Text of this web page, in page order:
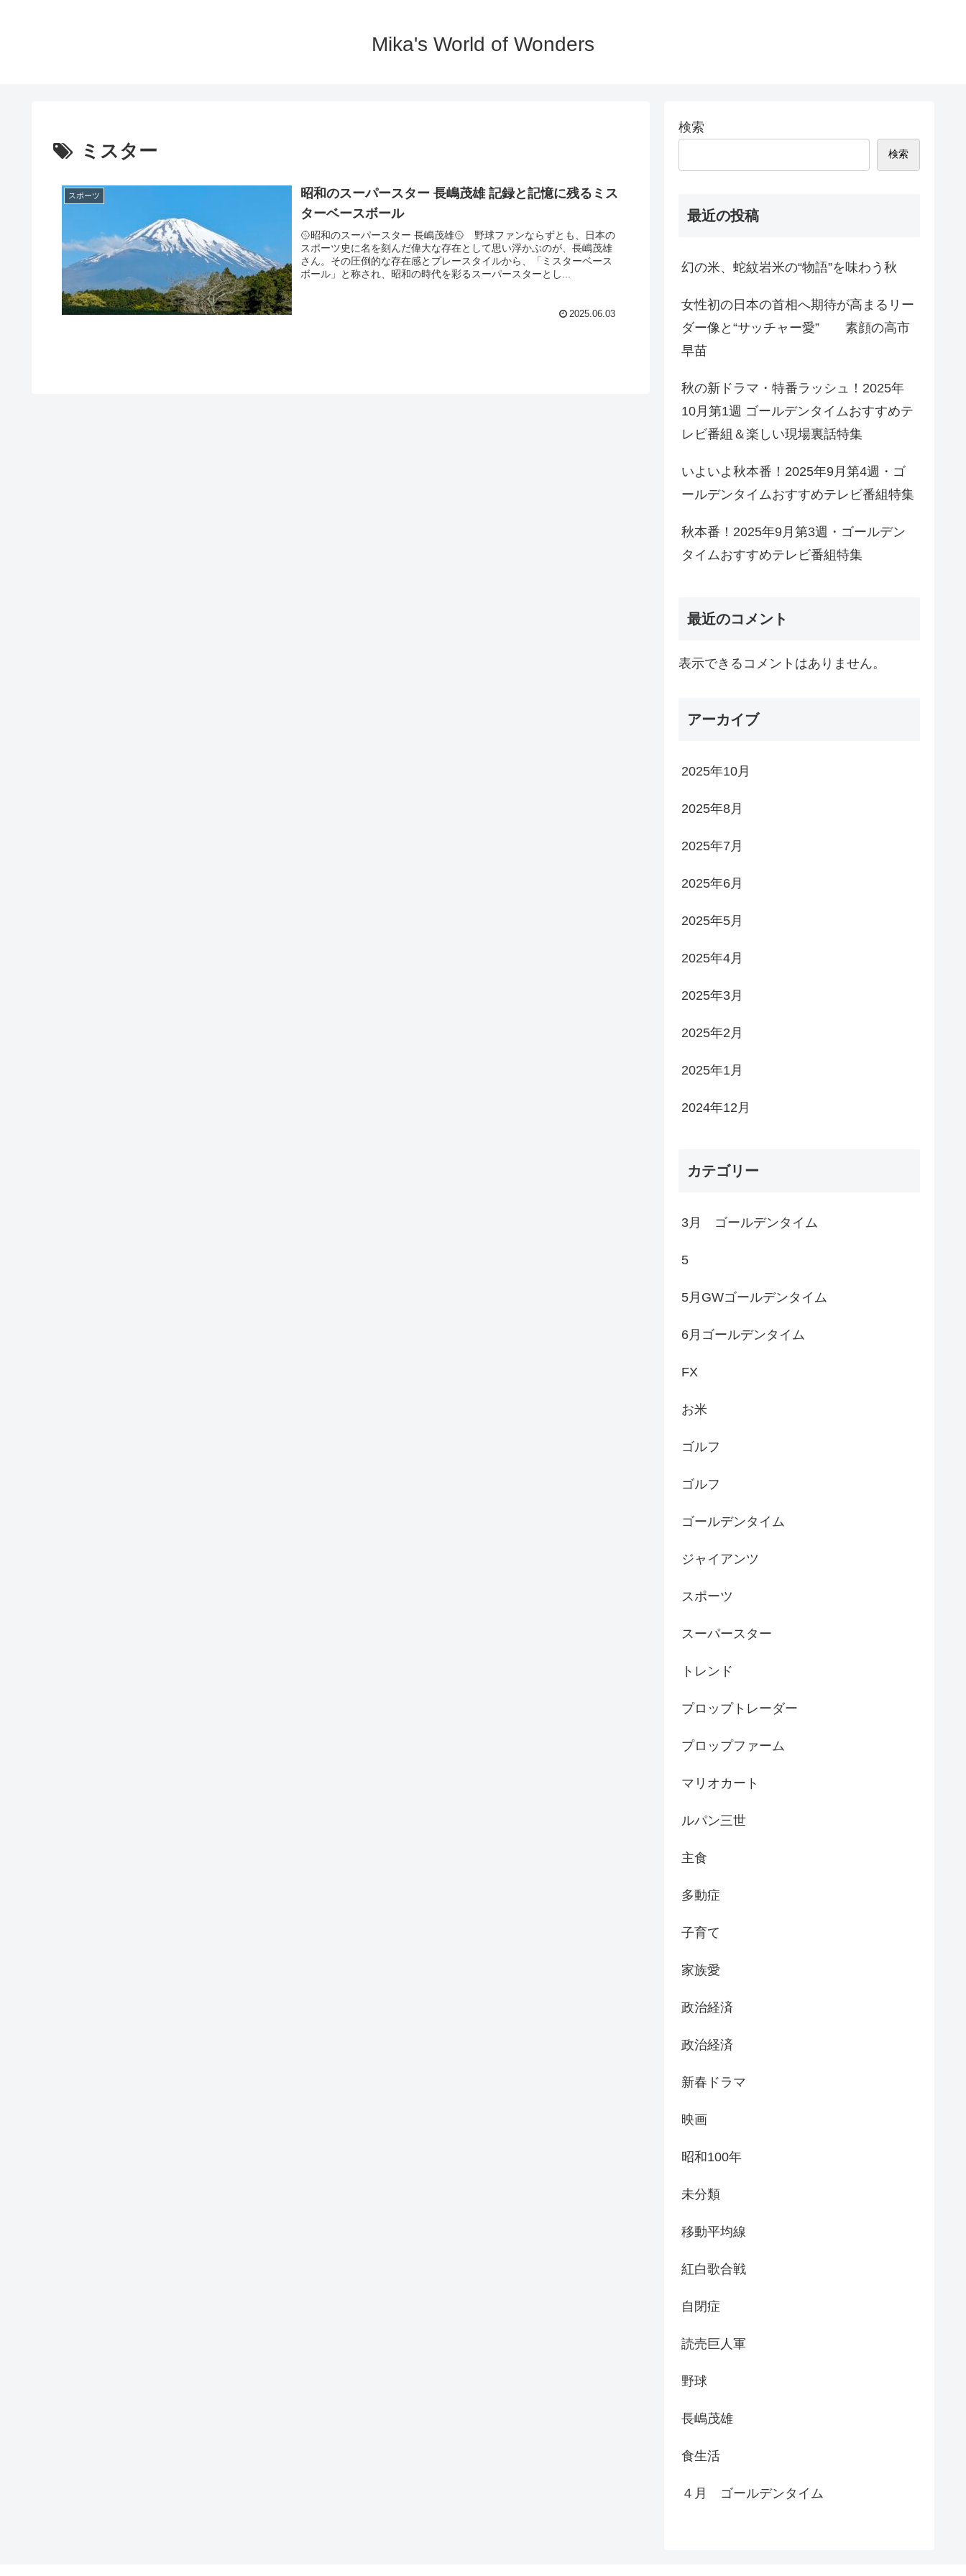
Mika's World of Wonders
ミスター
スポーツ
昭和のスーパースター 長嶋茂雄 記録と記憶に残るミス
ターベースボール
🥎昭和のスーパースター 長嶋茂雄🥎 野球ファンならずとも、日本の
スポーツ史に名を刻んだ偉大な存在として思い浮かぶのが、長嶋茂雄
さん。その圧倒的な存在感とプレースタイルから、「ミスターベース
ボール」と称され、昭和の時代を彩るスーパースターとし...
2025.06.03
検索
検索
最近の投稿
幻の米、蛇紋岩米の“物語”を味わう秋
女性初の日本の首相へ期待が高まるリー
ダー像と“サッチャー愛” 素顔の高市
早苗
秋の新ドラマ・特番ラッシュ！2025年
10月第1週 ゴールデンタイムおすすめテ
レビ番組＆楽しい現場裏話特集
いよいよ秋本番！2025年9月第4週・ゴ
ールデンタイムおすすめテレビ番組特集
秋本番！2025年9月第3週・ゴールデン
タイムおすすめテレビ番組特集
最近のコメント
表示できるコメントはありません。
アーカイブ
2025年10月
2025年8月
2025年7月
2025年6月
2025年5月
2025年4月
2025年3月
2025年2月
2025年1月
2024年12月
カテゴリー
3月 ゴールデンタイム
5
5月GWゴールデンタイム
6月ゴールデンタイム
FX
お米
ゴルフ
ゴルフ
ゴールデンタイム
ジャイアンツ
スポーツ
スーパースター
トレンド
プロップトレーダー
プロップファーム
マリオカート
ルパン三世
主食
多動症
子育て
家族愛
政治経済
政治経済
新春ドラマ
映画
昭和100年
未分類
移動平均線
紅白歌合戦
自閉症
読売巨人軍
野球
長嶋茂雄
食生活
４月 ゴールデンタイム